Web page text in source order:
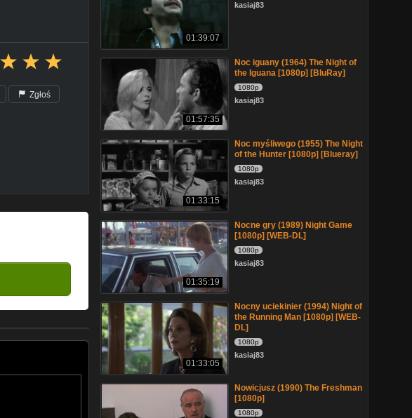
Zgłoś
01:39:07
kasiaj83
01:57:35
Noc iguany (1964) The Night of
the Iguana [1080p] [BluRay]
1080p
kasiaj83
01:33:15
Noc myśliwego (1955) The Night
of the Hunter [1080p] [Blueray]
1080p
kasiaj83
01:35:19
Nocne gry (1989) Night Game
[1080p] [WEB-DL]
1080p
kasiaj83
01:33:05
Nocny uciekinier (1994) Night of
the Running Man [1080p] [WEB-
DL]
1080p
kasiaj83
Nowicjusz (1990) The Freshman
[1080p]
1080p